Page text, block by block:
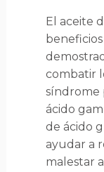
El aceite
combatir
síndrome
ácido
de ácido
ayudar a
malestar